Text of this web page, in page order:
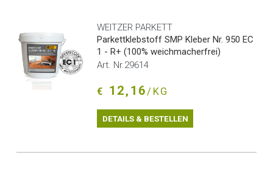
WEITZER PARKETT
Parkettklebstoff SMP Kleber Nr. 950 EC
1 - R+ (100% weichmacherfrei)
Art. Nr.29614
€ 12,16/KG
DETAILS & BESTELLEN